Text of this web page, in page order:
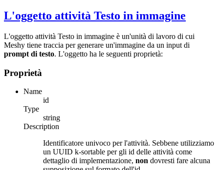
L'oggetto attività Testo in immagine
L'oggetto attività Testo in immagine è un'unità di lavoro di cui
Meshy tiene traccia per generare un'immagine da un input di
prompt di testo. L'oggetto ha le seguenti proprietà:
Proprietà
Name
id
Type
string
Description
Identificatore univoco per l'attività. Sebbene utilizziamo
un UUID k-sortable per gli id delle attività come
dettaglio di implementazione, non dovresti fare alcuna